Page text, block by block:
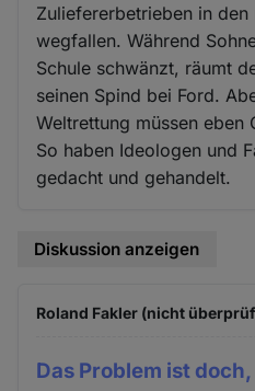
Zuliefererbetrieben in den
wegfallen. Während
Schule schwänzt, räumt
seinen Spind bei Ford.
Weltrettung müssen eben
So haben Ideologen und
gedacht und gehandelt.
Diskussion anzeigen
Roland Fakler (nicht
Das Problem ist